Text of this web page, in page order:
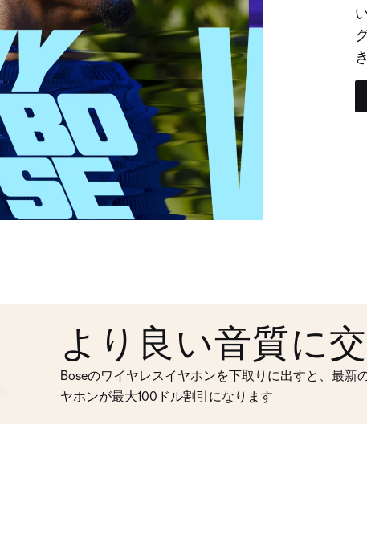
より良い音質に
Boseのワイヤレスイヤホンを下取りに出すと、最新
ヤホンが最大100ドル割引になります